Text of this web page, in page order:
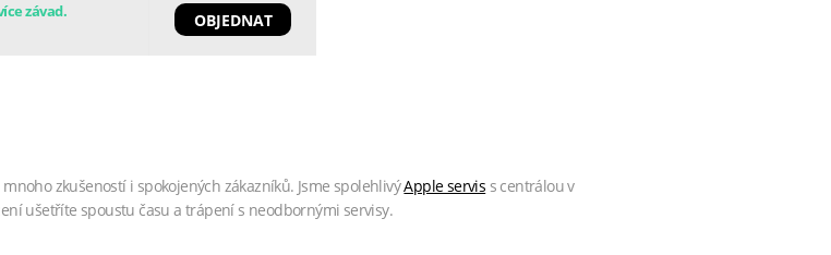
závad.
OBJEDNAT
zkušeností i spokojených zákazníků. Jsme spolehlivýApple servis s centrálou v
ušetříte spoustu času a trápení s neodbornými servisy.